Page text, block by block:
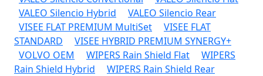
VALEO Silencio Hybrid
VALEO Silencio Rear
VISEE FLAT PREMIUM MultiSet
VISEE FLAT
STANDARD
VISEE HYBRID PREMIUM SYNERGY+
VOLVO OEM
WIPERS Rain Shield Flat
WIPERS
Rain Shield Hybrid
WIPERS Rain Shield Rear